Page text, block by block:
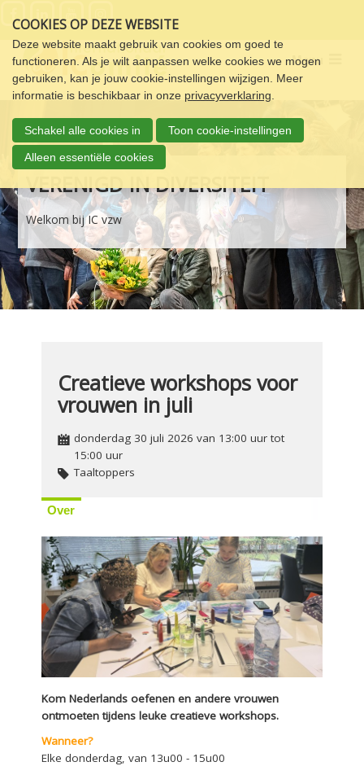
links
over
Spring
naar
de
navigatie
Spring
naar
de
inhoud
COOKIES OP DEZE WEBSITE
Deze website maakt gebruik van cookies om goed te
functioneren. Als je wilt aanpassen welke cookies we mogen
gebruiken, kan je jouw cookie-instellingen wijzigen. Meer
informatie is beschikbaar in onze privacyverklaring
Schakel alle cookies in Toon cookie-instellingen
Alleen essentiële cookies
Menu
VERENIGD IN DIVERSITEIT
Welkom bij IC vzw
Creatieve workshops voor
vrouwen in juli
donderdag 30 juli 2026 van 13:00 uur tot
15:00 uur
Taaltoppers
Over
Kom Nederlands oefenen en andere vrouwen
ontmoeten tijdens leuke creatieve workshops.
Wanneer?
Elke donderdag, van 13u00 - 15u00